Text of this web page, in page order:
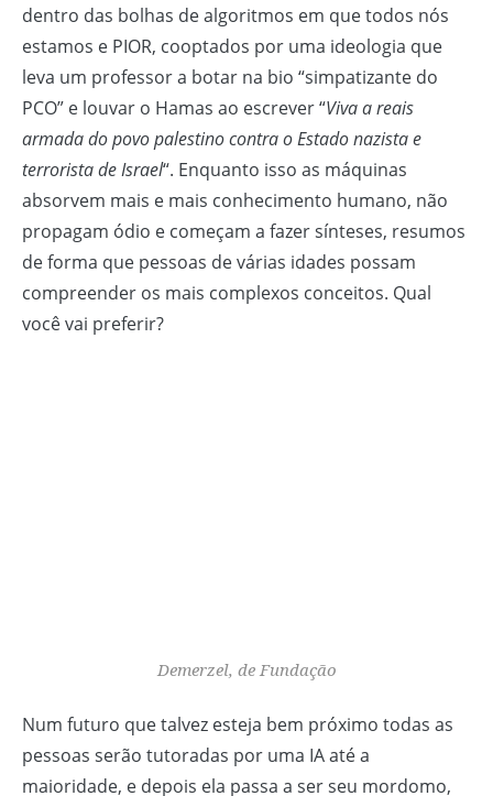
dentro das bolhas de algoritmos em que todos nós
estamos e PIOR, cooptados por uma ideologia que
leva um professor a botar na bio “simpatizante do
PCO” e louvar o Hamas ao escrever “Viva a reais
armada do povo palestino contra o Estado nazista e
terrorista de Israel“. Enquanto isso as máquinas
absorvem mais e mais conhecimento humano, não
propagam ódio e começam a fazer sínteses, resumos
de forma que pessoas de várias idades possam
compreender os mais complexos conceitos. Qual
você vai preferir?
Demerzel, de Fundação
Num futuro que talvez esteja bem próximo todas as
pessoas serão tutoradas por uma IA até a
maioridade, e depois ela passa a ser seu mordomo,